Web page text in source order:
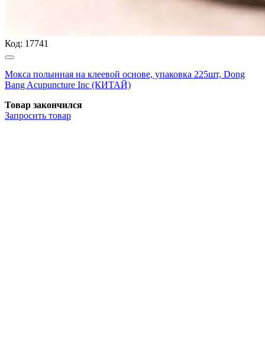
Код: 17741
Мокса полынная на клеевой основе, упаковка 225шт, Dong
Bang Acupuncture Inc (КИТАЙ)
Товар закончился
Запросить товар